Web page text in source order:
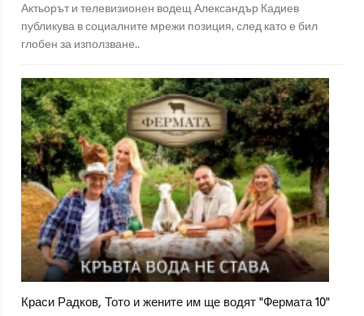
Актьорът и телевизионен водещ Александър Кадиев
публикува в социалните мрежи позиция, след като е бил
глобен за използване..
Краси Радков, Тото и жените им ще водят "Фермата 10"